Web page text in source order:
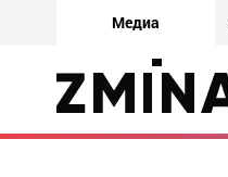
Медиа